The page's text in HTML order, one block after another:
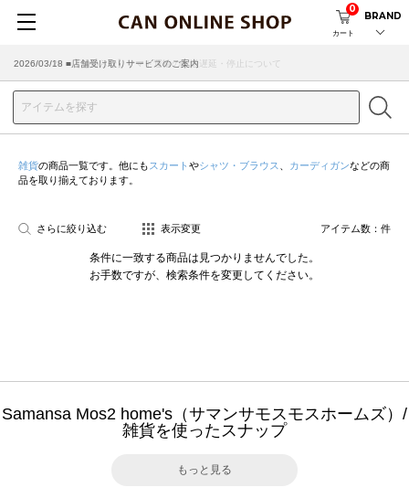
カート
0
BRAND
2026/07/29 ■【お知らせ】ヤマト運輸の配送遅延・停止について
2026/03/18 ■店舗受け取りサービスのご案内
雑貨の商品一覧です。他にも スカート やシャツ・ブラウス カーディガンなどの商
品を取り揃えております。
さらに絞り込む 表示変更 アイテム数： 件
条件に一致する商品は見つかりませんでした。
お手数ですが、検索条件を変更してください。
Samansa Mos2 home's（サマンサモスモスホームズ）/
雑貨を使ったスナップ
もっと見る